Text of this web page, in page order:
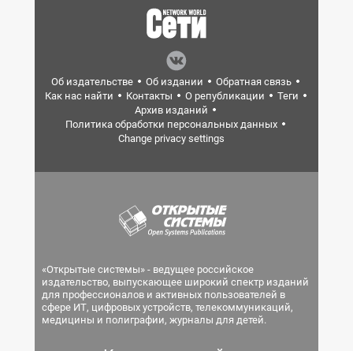
Об издательстве Об издании
Обратная связь
Как нас найти
Контакты О републикации
Теги
Архив изданий
Политика обработки персональных данных
Change privacy settings
«Открытые системы» - ведущее российское
издательство, выпускающее широкий спектр изданий
для профессионалов и активных пользователей в
сфере ИТ, цифровых устройств, телекоммуникаций,
медицины и полиграфии, журналы для детей.